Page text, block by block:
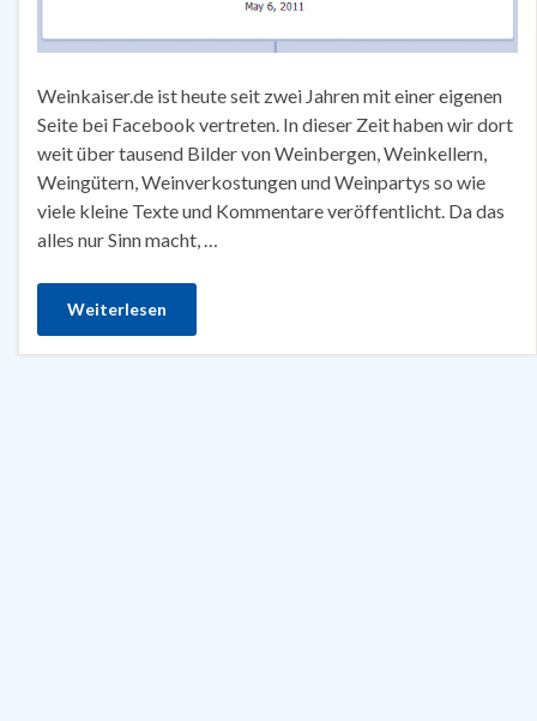
Weinkaiser.de ist heute seit zwei Jahren mit einer eigenen
Seite bei Facebook vertreten. In dieser Zeit haben wir dort
weit über tausend Bilder von Weinbergen, Weinkellern,
Weingütern, Weinverkostungen und Weinpartys so wie
viele kleine Texte und Kommentare veröffentlicht. Da das
alles nur Sinn macht, …
Weiterlesen